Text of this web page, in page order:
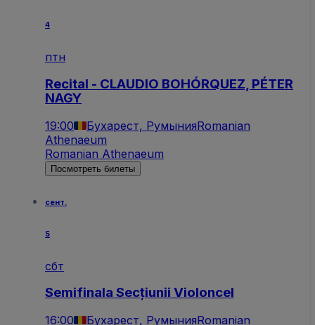
4
птн
Recital - CLAUDIO BOHÓRQUEZ, PÉTER
NAGY
19:00 Бухарест, РумынияRomanian
Athenaeum
Romanian Athenaeum
Посмотреть билеты
сент.
5
сбт
Semifinala Secțiunii Violoncel
16:00 Бухарест, РумынияRomanian